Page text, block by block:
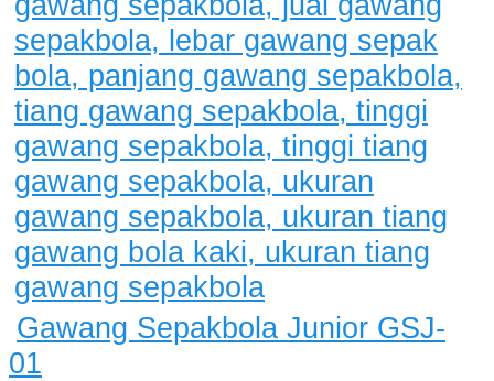
Gawang Sepakbola Junior GSJ-
01